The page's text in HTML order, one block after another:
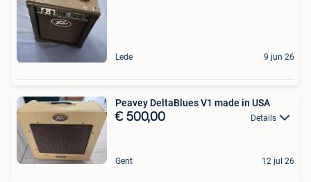
Lede 9 jun 26
Peavey DeltaBlues V1 made in USA
€ 500,00 Details
Gent 12 jul 26